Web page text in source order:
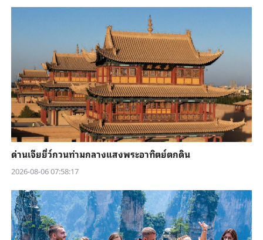
ด่านเจียยี่ว์กวนท่ามกลางแสงพระอาทิตย์ตกดิน
2026-08-06 07:58:17